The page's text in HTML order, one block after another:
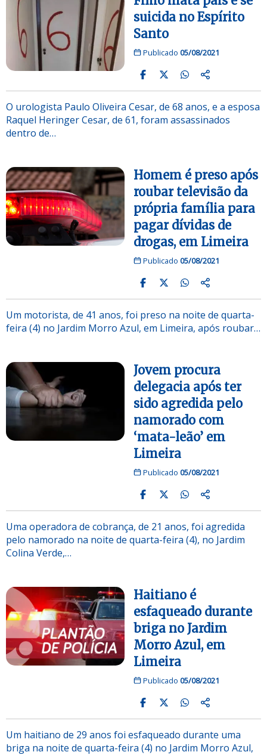
suicida no Espírito
Santo
Publicado 05/08/2021
O urologista Paulo Oliveira Cesar, de 68 anos, e a esposa
Raquel Heringer Cesar, de 61, foram assassinados
dentro de…
Homem é preso após
roubar televisão da
própria família para
pagar dívidas de
drogas, em Limeira
Publicado 05/08/2021
Um motorista, de 41 anos, foi preso na noite de quarta-
feira (4) no Jardim Morro Azul, em Limeira, após roubar…
Jovem procura
delegacia após ter
sido agredida pelo
namorado com
‘mata-leão’ em
Limeira
Publicado 05/08/2021
Uma operadora de cobrança, de 21 anos, foi agredida
pelo namorado na noite de quarta-feira (4), no Jardim
Colina Verde,…
Haitiano é
esfaqueado durante
briga no Jardim
Morro Azul, em
Limeira
Publicado 05/08/2021
Um haitiano de 29 anos foi esfaqueado durante uma
briga na noite de quarta-feira (4) no Jardim Morro Azul,